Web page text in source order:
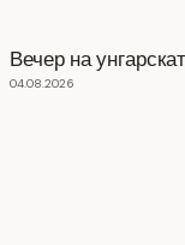
Вечер на
04.08.2026